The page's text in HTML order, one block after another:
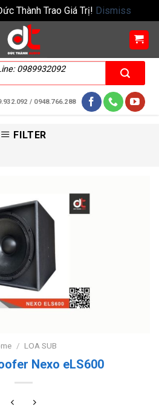
Thành Trao Giá Trị! Dismiss
0989932092
/ 0948.766.288
FILTER
/ LOA SUB
Nexo eLS600